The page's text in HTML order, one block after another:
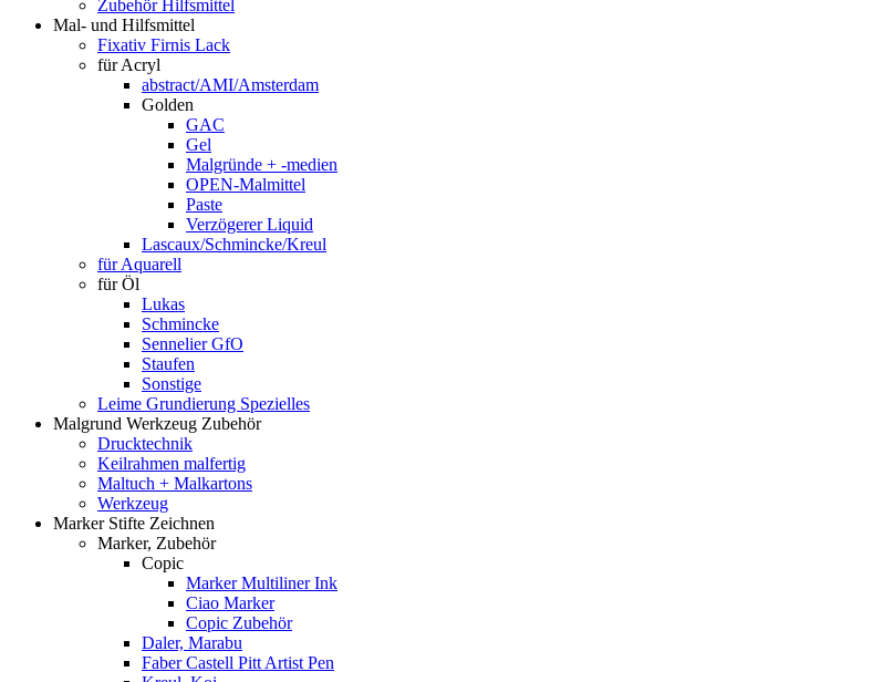
Zubehör Hilfsmittel
Mal- und Hilfsmittel
Fixativ Firnis Lack
für Acryl
abstract/AMI/Amsterdam
Golden
GAC
Gel
Malgründe + -medien
OPEN-Malmittel
Paste
Verzögerer Liquid
Lascaux/Schmincke/Kreul
für Aquarell
für Öl
Lukas
Schmincke
Sennelier GfO
Staufen
Sonstige
Leime Grundierung Spezielles
Malgrund Werkzeug Zubehör
Drucktechnik
Keilrahmen malfertig
Maltuch + Malkartons
Werkzeug
Marker Stifte Zeichnen
Marker, Zubehör
Copic
Marker Multiliner Ink
Ciao Marker
Copic Zubehör
Daler, Marabu
Faber Castell Pitt Artist Pen